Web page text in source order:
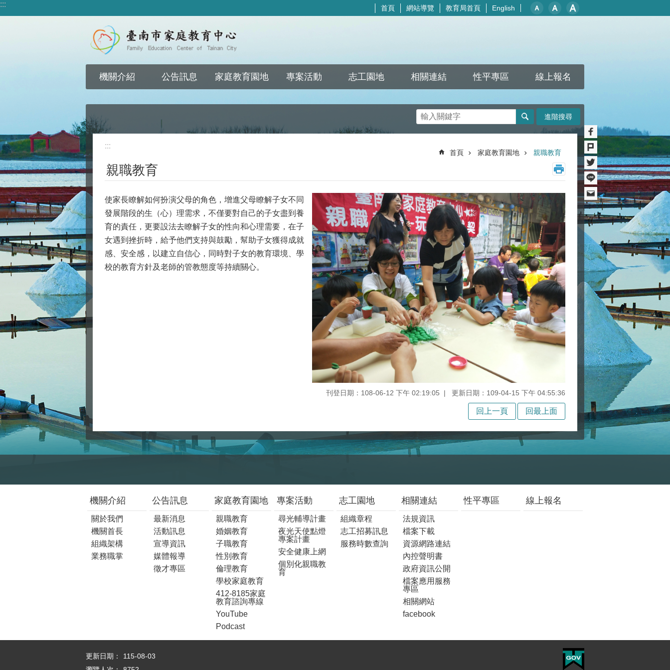
跳到主要內容區塊
::: 首頁 網站導覽 教育局首頁 English
機關介紹 公告訊息 家庭教育園地 專案活動 志工園地 相關連結 性平專區 線上報名
搜尋 進階搜尋
:::
首頁 家庭教育園地 親職教育
親職教育
使家長瞭解如何扮演父母的角色，增進父母瞭解子女不同
發展階段的生（心）理需求，不僅要對自己的子女盡到養
育的責任，更要設法去瞭解子女的性向和心理需要，在子
女遇到挫折時，給予他們支持與鼓勵，幫助子女獲得成就
感、安全感，以建立自信心，同時對子女的教育環境、學
校的教育方針及老師的管教態度等持續關心。
刊登日期：108-06-12 下午 02:19:05 更新日期：109-04-15 下午 04:55:36
回上一頁 回最上面
機關介紹
關於我們
機關首長
組織架構
業務職掌
公告訊息
最新消息
活動訊息
宣導資訊
媒體報導
徵才專區
家庭教育園地
親職教育
婚姻教育
子職教育
性別教育
倫理教育
學校家庭教育
412-8185家庭
教育諮詢專線
YouTube
Podcast
專案活動
尋光輔導計畫
夜光天使點燈
專案計畫
安全健康上網
個別化親職教
育
志工園地
組織章程
志工招募訊息
服務時數查詢
相關連結
法規資訊
檔案下載
資源網路連結
內控聲明書
政府資訊公開
檔案應用服務
專區
相關網站
facebook
性平專區 線上報名
更新日期：
115-08-03